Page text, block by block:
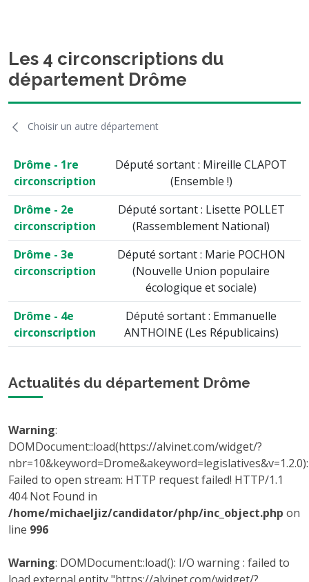
Les 4 circonscriptions du
département Drôme
Choisir un autre département
Drôme - 1re
circonscription
Député sortant : Mireille CLAPOT
(Ensemble !)
Drôme - 2e
circonscription
Député sortant : Lisette POLLET
(Rassemblement National)
Drôme - 3e
circonscription
Député sortant : Marie POCHON
(Nouvelle Union populaire
écologique et sociale)
Drôme - 4e
circonscription
Député sortant : Emmanuelle
ANTHOINE (Les Républicains)
Actualités du département Drôme
Warning:
DOMDocument::load(https://alvinet.com/widget/?
nbr=10&keyword=Drome&akeyword=legislatives&v=1.2.0):
Failed to open stream: HTTP request failed! HTTP/1.1
404 Not Found in
/home/michaeljiz/candidator/php/inc_object.php on
line 996
Warning: DOMDocument::load(): I/O warning : failed to